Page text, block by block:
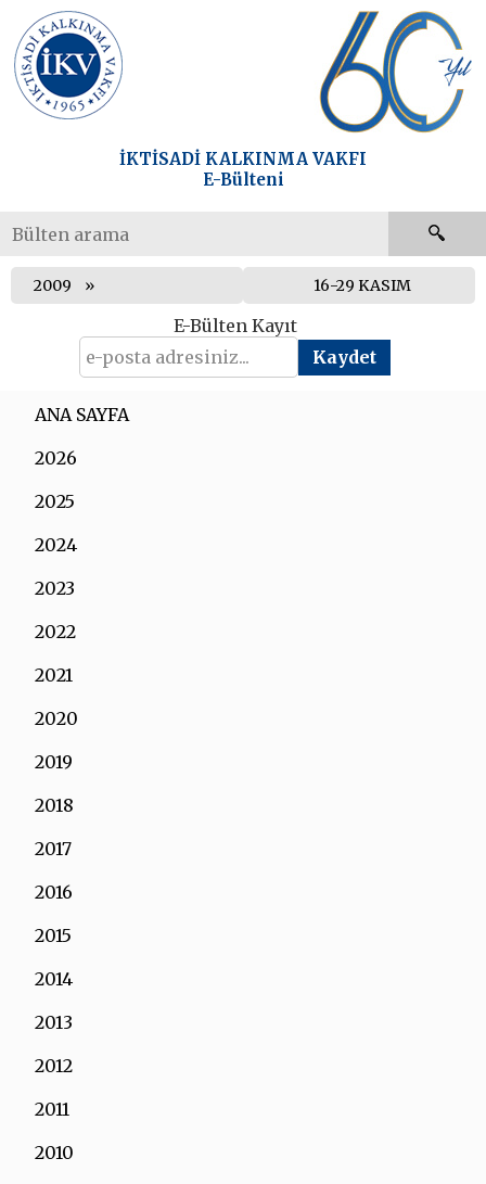
İKTİSADİ KALKINMA VAKFI
E-Bülteni
2009 16-29 KASIM
E-Bülten Kayıt
ANA SAYFA
2026
2025
2024
2023
2022
2021
2020
2019
2018
2017
2016
2015
2014
2013
2012
2011
2010